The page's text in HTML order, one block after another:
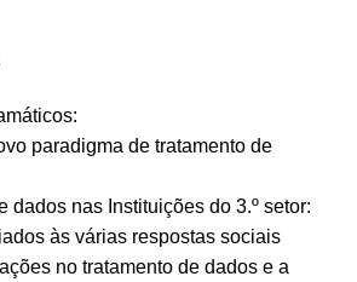
paradigma de tratamento de
dados nas Instituições do 3.º setor:
às várias respostas sociais
no tratamento de dados e a